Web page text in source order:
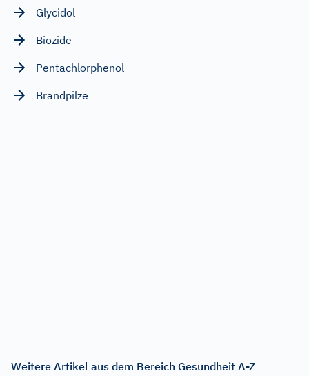
Glycidol
Biozide
Pentachlorphenol
Brandpilze
Weitere Artikel aus dem Bereich Gesundheit A-Z